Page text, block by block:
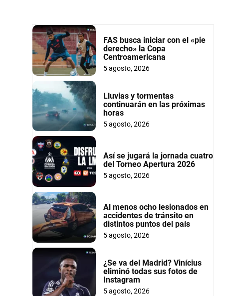
FAS busca iniciar con el «pie
derecho» la Copa
Centroamericana
5 agosto, 2026
Lluvias y tormentas
continuarán en las próximas
horas
5 agosto, 2026
Así se jugará la jornada cuatro
del Torneo Apertura 2026
5 agosto, 2026
Al menos ocho lesionados en
accidentes de tránsito en
distintos puntos del país
5 agosto, 2026
¿Se va del Madrid? Vinícius
eliminó todas sus fotos de
Instagram
5 agosto, 2026